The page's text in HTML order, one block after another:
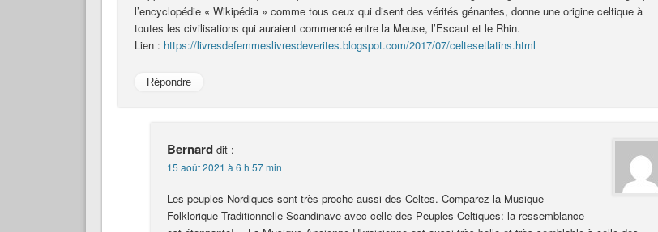
l’encyclopédie « Wikipédia » comme tous ceux qui disent des vérités génantes, donne une origine celtique à
toutes les civilisations qui auraient commencé entre la Meuse, l’Escaut et le Rhin.
Lien : https://livresdefemmeslivresdeverites.blogspot.com/2017/07/celtesetlatins.html
Répondre
Bernard dit :
15 août 2021 à 6 h 57 min
Les peuples Nordiques sont très proche aussi des Celtes. Comparez la Musique
Folklorique Traditionnelle Scandinave avec celle des Peuples Celtiques: la ressemblance